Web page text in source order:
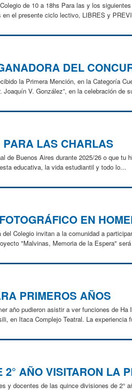
de 10 a 18hs Para las y los
el presente ciclo lectivo, LIBRES y
DEL
la Primera Mención, en la Categoría
V. González”, en la celebración de
LAS CHARLAS
de Buenos Aires durante 2025/26 o que
educativa, la vida estudiantil y todo lo...
EN
Colegio invitan a la comunidad a
"Malvinas, Memoria de la Espera"
PRIMEROS AÑOS
año pudieron asistir a ver funciones de
en Itaca Complejo Teatral. La experiencia
AÑO VISITARON LA
y docentes de las quince divisiones de 2°